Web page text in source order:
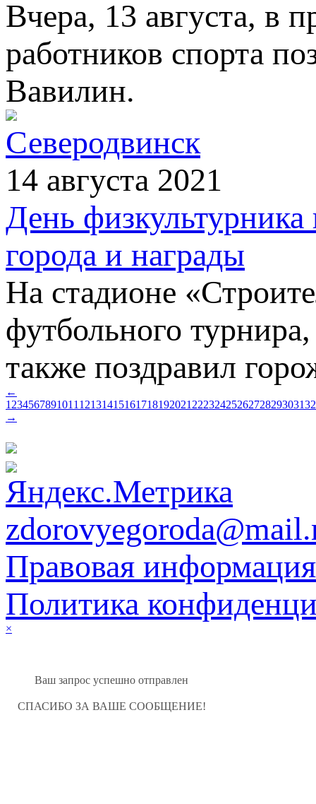
Вчера, 13 августа, в
работников спорта
Вавилин.
Северодвинск
14 августа 2021
День физкультурника
города и награды
На стадионе
футбольного
также поздравил
←
1 234567891011 12131415161718192021 2223242526272829303132
→
Правовая информация
Политика
×
Ваш запрос успешно отправлен
СПАСИБО ЗА ВАШЕ СООБЩЕНИЕ!